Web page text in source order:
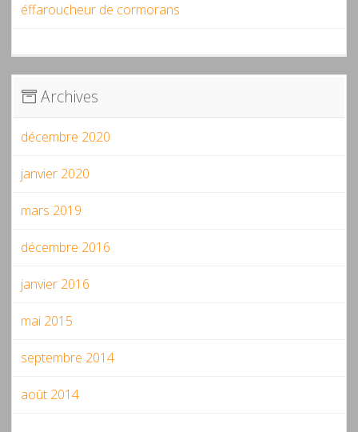
éffaroucheur de cormorans
Archives
décembre 2020
janvier 2020
mars 2019
décembre 2016
janvier 2016
mai 2015
septembre 2014
août 2014